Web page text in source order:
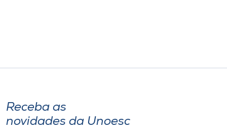
Receba as
novidades da Unoesc